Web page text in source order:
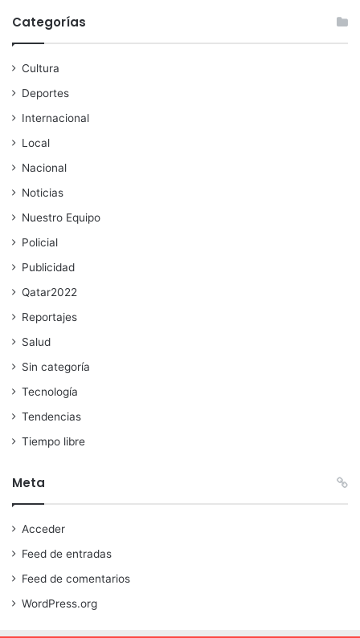
Categorías
Cultura
Deportes
Internacional
Local
Nacional
Noticias
Nuestro Equipo
Policial
Publicidad
Qatar2022
Reportajes
Salud
Sin categoría
Tecnología
Tendencias
Tiempo libre
Meta
Acceder
Feed de entradas
Feed de comentarios
WordPress.org